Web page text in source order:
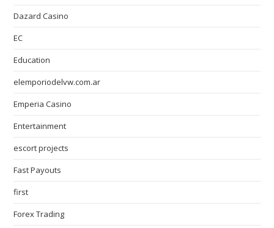
Dazard Casino
EC
Education
elemporiodelvw.com.ar
Emperia Casino
Entertainment
escort projects
Fast Payouts
first
Forex Trading